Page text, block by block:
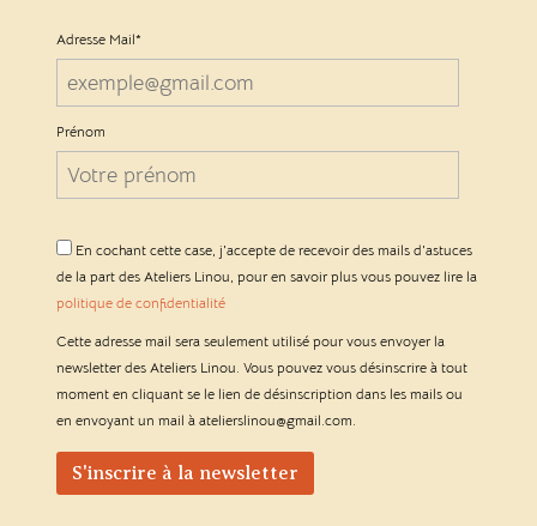
Adresse Mail*
Prénom
En cochant cette case, j'accepte de recevoir des mails d'astuces
de la part des Ateliers Linou, pour en savoir plus vous pouvez lire la
politique de confidentialité
Cette adresse mail sera seulement utilisé pour vous envoyer la
newsletter des Ateliers Linou. Vous pouvez vous désinscrire à tout
moment en cliquant se le lien de désinscription dans les mails ou
en envoyant un mail à atelierslinou@gmail.com.